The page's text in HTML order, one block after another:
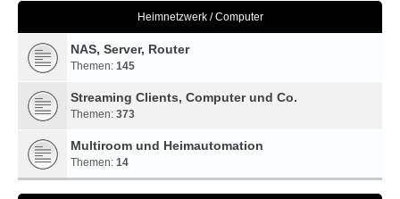
Heimnetzwerk / Computer
NAS, Server, Router
Themen: 145
Streaming Clients, Computer und Co.
Themen: 373
Multiroom und Heimautomation
Themen: 14